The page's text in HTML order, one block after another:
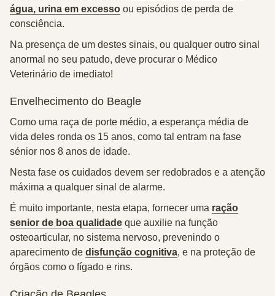
água, urina em excesso ou episódios de perda de
consciência.
Na presença de um destes sinais, ou qualquer outro sinal
anormal no seu patudo, deve procurar o Médico
Veterinário de imediato!
Envelhecimento do Beagle
Como uma raça de porte médio, a esperança média de
vida deles ronda os 15 anos, como tal entram na fase
sénior nos 8 anos de idade.
Nesta fase os cuidados devem ser redobrados e a atenção
máxima a qualquer sinal de alarme.
É muito importante, nesta etapa, fornecer uma ração
senior de boa qualidade que auxilie na função
osteoarticular, no sistema nervoso, prevenindo o
aparecimento de disfunção cognitiva, e na proteção de
órgãos como o fígado e rins.